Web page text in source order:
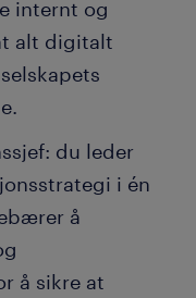
internt og
alt digitalt
du leder
i én
å
å sikre at